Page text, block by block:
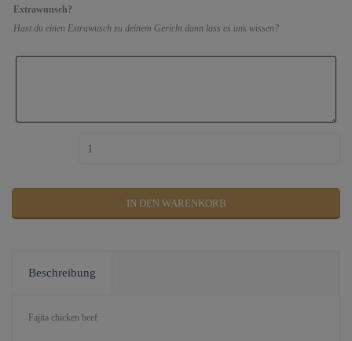
Extrawunsch?
Hast du einen Extrawusch zu deinem Gericht dann lass es uns wissen?
IN DEN WARENKORB
Beschreibung
Fajita chicken beef